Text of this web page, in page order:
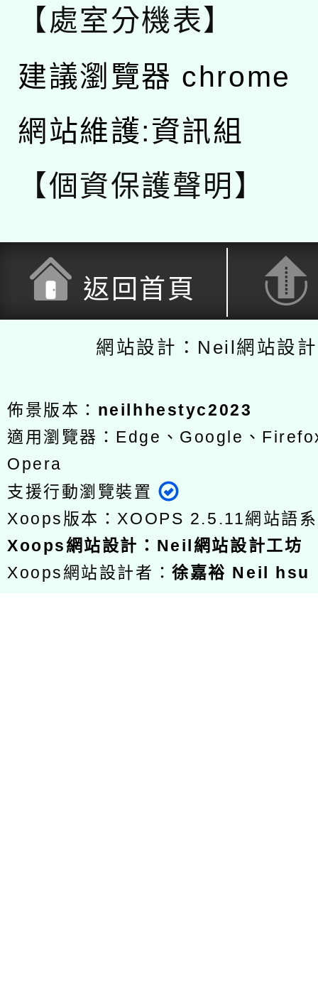
【處室分機表】
建議瀏覽器 chrome
網站維護:資訊組
【個資保護聲明】
返回首頁
網站設計：Neil網站設
佈景版本： neilhhestyc2023
適用瀏覽器：Edge、Google、
Opera
支援行動瀏覽裝置
Xoops版本： XOOPS 2.5.11網站語
Xoops網站設計 ： Neil網站設計工坊
Xoops網站設計者：徐嘉裕 Neil hsu